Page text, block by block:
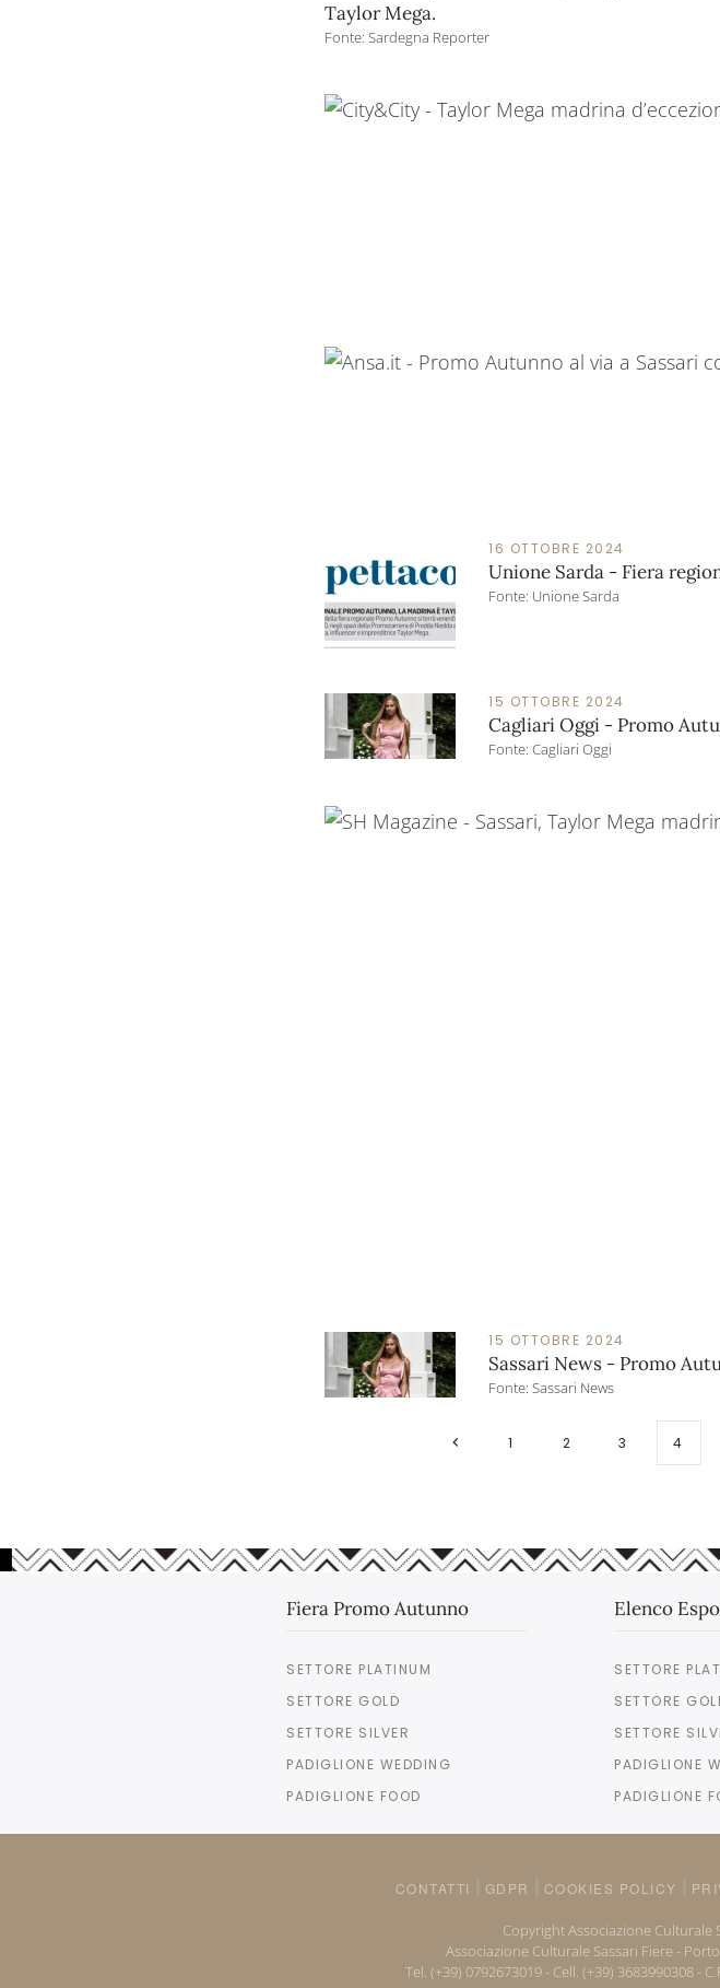
Taylor Mega.
Fonte: Sardegna Reporter
16 OTTOBRE 2024
Unione Sarda - Fiera
Fonte: Unione Sarda
15 OTTOBRE 2024
Cagliari Oggi - Promo
Fonte: Cagliari Oggi
15 OTTOBRE 2024
Sassari News - Promo
Fonte: Sassari News
1 2 3 4
Fiera Promo Autunno
SETTORE PLATINUM
SETTORE GOLD
SETTORE SILVER
PADIGLIONE WEDDING
PADIGLIONE FOOD
Elenco
SETTORE
SETTORE
SETTORE
PADIGLIONE
PADIGLIONE
CONTATTI GDPR COOKIES POLICY
Copyright Associazione Culturale
Associazione Culturale Sassari Fiere -
Tel. (+39) 0792673019 - Cell. (+39) 3683990308 -